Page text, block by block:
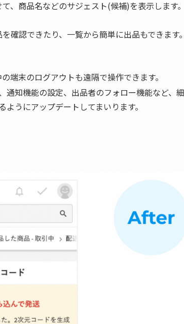
、商品名などのサジェスト(候補)を表示します。
確認できたり、一覧から簡単に出品もできます。
端末のログアウトも遠隔で操作できます。
知機能の設定、出品者のフォロー機能など、
うにアップデートしてまいります。